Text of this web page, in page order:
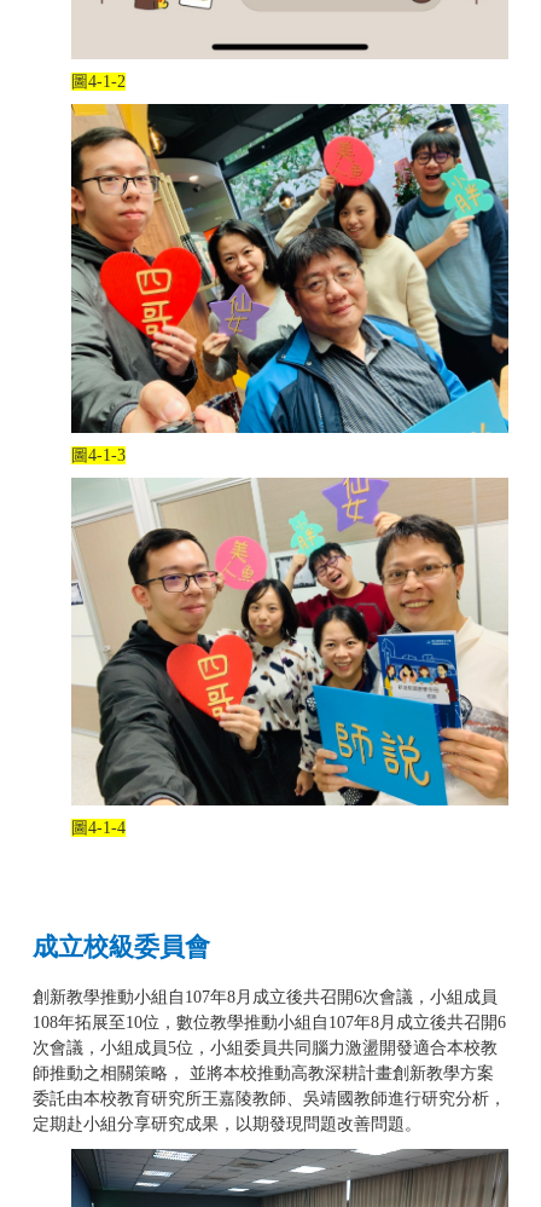
圖4-1-2
圖4-1-3
圖4-1-4
成立校級委員會
創新教學推動小組自107年8月成立後共召開6次會議，小組成員
108年拓展至10位，數位教學推動小組自107年8月成立後共召開6
次會議，小組成員5位，小組委員共同腦力激盪開發適合本校教
師推動之相關策略，
並將本校推動高教深耕計畫創新教學方案
委託由本校教育研究所王嘉陵教師、吳靖國教師進行研究分析，
定期赴小組分享研究成果，以期發現問題改善問題。